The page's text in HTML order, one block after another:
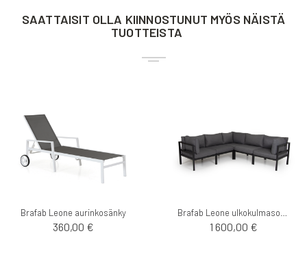
SAATTAISIT OLLA KIINNOSTUNUT MYÖS NÄISTÄ
TUOTTEISTA
Brafab Leone aurinkosänky
360,00 € 1 600,00 €